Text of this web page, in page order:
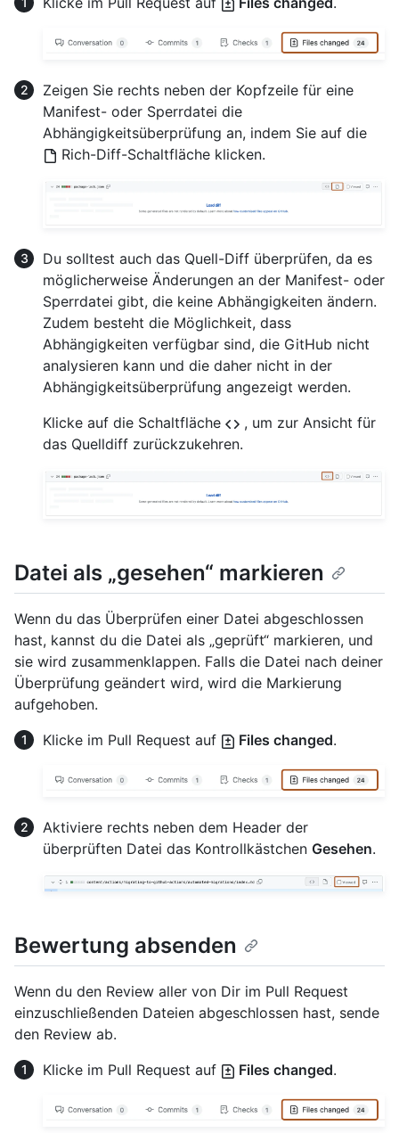
Zeigen Sie rechts neben der Kopfzeile für eine
Manifest- oder Sperrdatei die
Abhängigkeitsüberprüfung an, indem Sie auf die
Rich-Diff-Schaltfläche klicken.
Du solltest auch das Quell-Diff überprüfen, da es
möglicherweise Änderungen an der Manifest- oder
Sperrdatei gibt, die keine Abhängigkeiten ändern.
Zudem besteht die Möglichkeit, dass
Abhängigkeiten verfügbar sind, die GitHub nicht
analysieren kann und die daher nicht in der
Abhängigkeitsüberprüfung angezeigt werden.
Klicke auf die Schaltfläche
, um zur Ansicht für
das Quelldiff zurückzukehren.
Datei als „gesehen“ markieren
Wenn du das Überprüfen einer Datei abgeschlossen
hast, kannst du die Datei als „geprüft“ markieren, und
sie wird zusammenklappen. Falls die Datei nach deiner
Überprüfung geändert wird, wird die Markierung
aufgehoben.
Klicke im Pull Request auf
Files changed.
Aktiviere rechts neben dem Header der
überprüften Datei das Kontrollkästchen Gesehen.
Bewertung absenden
Wenn du den Review aller von Dir im Pull Request
einzuschließenden Dateien abgeschlossen hast, sende
den Review ab.
Klicke im Pull Request auf
Files changed.